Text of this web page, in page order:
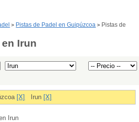
> Pistas de Padel en Guipúzcoa > Pistas de
Irun
[X] Irun [X]
Irun